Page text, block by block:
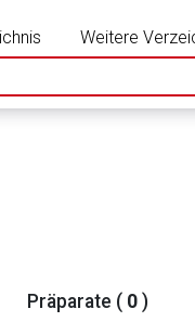
Weitere
Präparate ( 0 )